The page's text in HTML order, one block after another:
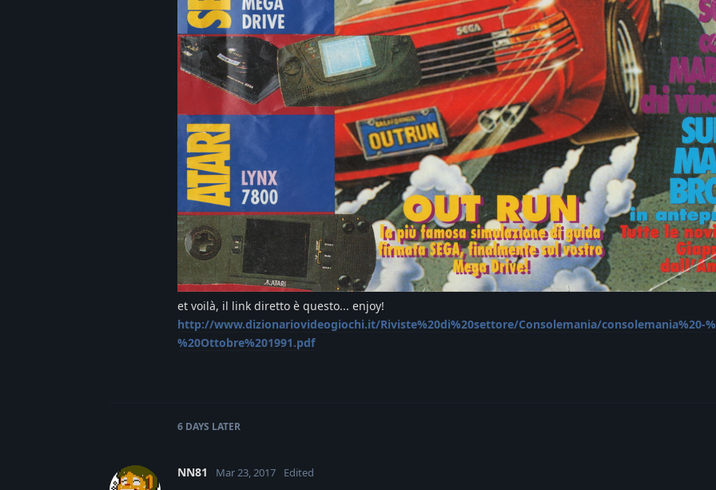
et voilà, il link diretto è questo... enjoy!
http://www.dizionariovideogiochi.it/Riviste%20di%20settore/Consolemania/consolemania%20-
%20Ottobre%201991.pdf
6 DAYS LATER
NN81 Mar 23, 2017 Edited